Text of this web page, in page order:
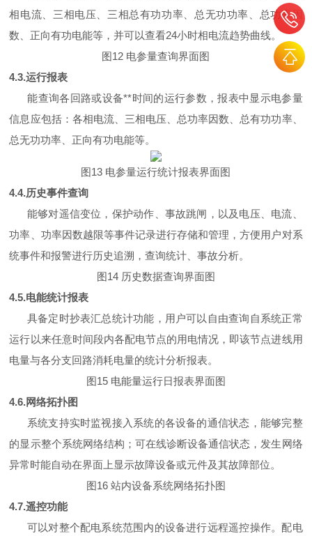
相电流、三相电压、三相总有功功率、总无功功率、总功率因
数、正向有功电能等，并可以查看24小时相电流趋势曲线。
图12 电参量查询界面图
4.3.运行报表
能查询各回路或设备**时间的运行参数，报表中显示电参量
信息应包括：各相电流、三相电压、总功率因数、总有功功率、
总无功功率、正向有功电能等。
图13 电参量运行统计报表界面图
4.4.历史事件查询
能够对遥信变位，保护动作、事故跳闸，以及电压、电流、
功率、功率因数越限等事件记录进行存储和管理，方便用户对系
统事件和报警进行历史追溯，查询统计、事故分析。
图14 历史数据查询界面图
4.5.电能统计报表
具备定时抄表汇总统计功能，用户可以自由查询自系统正常
运行以来任意时间段内各配电节点的用电情况，即该节点进线用
电量与各分支回路消耗电量的统计分析报表。
图15 电能量运行日报表界面图
4.6.网络拓扑图
系统支持实时监视接入系统的各设备的通信状态，能够完整
的显示整个系统网络结构；可在线诊断设备通信状态，发生网络
异常时能自动在界面上显示故障设备或元件及其故障部位。
图16 站内设备系统网络拓扑图
4.7.遥控功能
可以对整个配电系统范围内的设备进行远程遥控操作。配电